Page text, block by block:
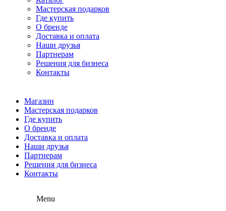
Мастерская подарков
Где купить
О бренде
Доставка и оплата
Наши друзья
Партнерам
Решения для бизнеса
Контакты
Магазин
Мастерская подарков
Где купить
О бренде
Доставка и оплата
Наши друзья
Партнерам
Решения для бизнеса
Контакты
Menu